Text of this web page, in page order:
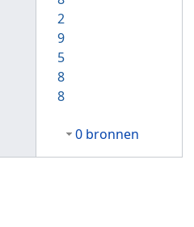
2
9
5
8
8
0 bronnen